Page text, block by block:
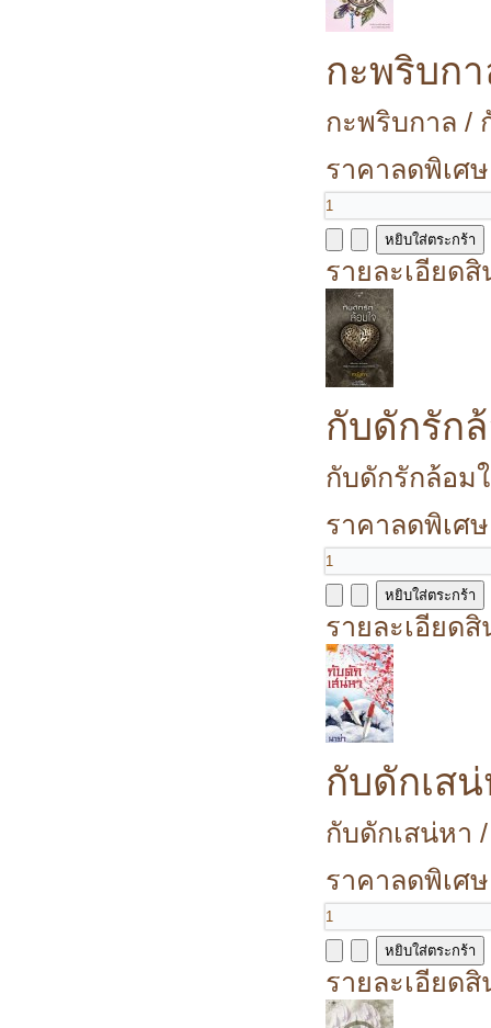
กะพริบก
กะพริบกาล /
ราคาลดพิเศ
รายละเอียด
กับดักรัก
กับดักรักล้อม
ราคาลดพิเศ
รายละเอียด
กับดักเส
กับดักเสน่หา
ราคาลดพิเศ
รายละเอียด